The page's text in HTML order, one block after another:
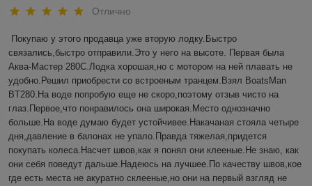
Отлично
Покупаю у этого продавца уже вторую лодку.Быстро
связались,быстро отправили.Это у него на высоте. Первая была
Аква-Мастер 280С.Лодка хорошая,но с мотором на ней плавать не
удобно.Решил приобрести со встроеным транцем.Взял BoatsMan
BT280.На воде попробую еще не скоро,поэтому отзыв чисто на
глаз.Первое,что понравилось она широкая.Место однозначно
больше.На воде думаю будет устойчивее.Накачаная стояла четыре
дня,давление в балонах не упало.Правда тяжелая,придется
покупать колеса.Насчет швов,как я понял они клееные.Не знаю, как
они себя поведут дальше.Надеюсь на лучшее.По качеству швов,кое
где есть места не акуратно склееные,но они на первый взгляд не